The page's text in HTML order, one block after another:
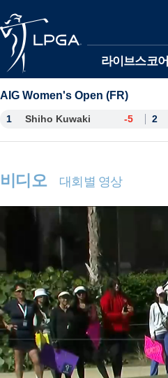
라이브스코어
AIG Women's Open (FR)
1 Shiho Kuwaki -5 2
비디오 대회별 영상